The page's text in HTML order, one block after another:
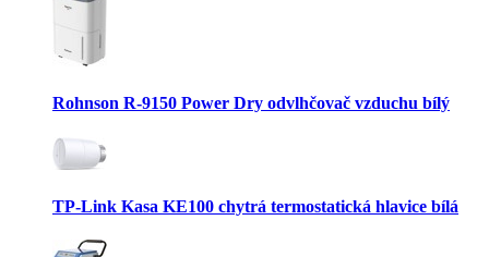
Rohnson R-9150 Power Dry odvlhčovač vzduchu bílý
TP-Link Kasa KE100 chytrá termostatická hlavice bílá